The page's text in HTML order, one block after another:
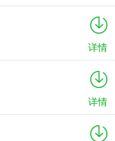
详情
详情